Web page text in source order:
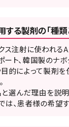
する製剤の「種
ス注射に使われる
ート、韓国製のナ
的によって製剤
選んだ理由を説
は、患者様の希望